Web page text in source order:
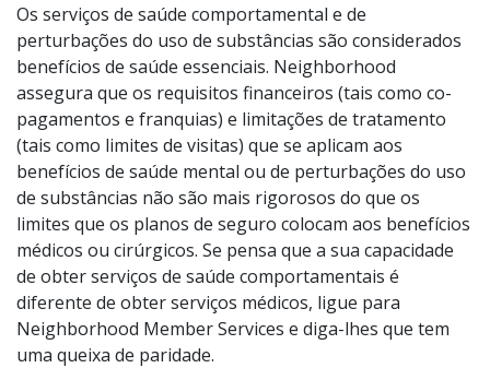
Os serviços de saúde comportamental e de
perturbações do uso de substâncias são considerados
benefícios de saúde essenciais. Neighborhood
assegura que os requisitos financeiros (tais como co-
pagamentos e franquias) e limitações de tratamento
(tais como limites de visitas) que se aplicam aos
benefícios de saúde mental ou de perturbações do uso
de substâncias não são mais rigorosos do que os
limites que os planos de seguro colocam aos benefícios
médicos ou cirúrgicos. Se pensa que a sua capacidade
de obter serviços de saúde comportamentais é
diferente de obter serviços médicos, ligue para
Neighborhood Member Services e diga-lhes que tem
uma queixa de paridade.